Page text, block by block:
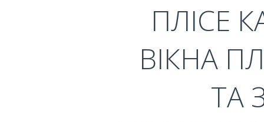
ПЛІСЕ
ВІКНА
ТА